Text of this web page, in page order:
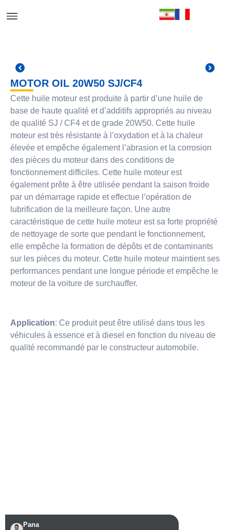
MOTOR OIL 20W50 SJ/CF4
Cette huile moteur est produite à partir d’une huile de
base de haute qualité et d’additifs appropriés au niveau
de qualité SJ / CF4 et de grade 20W50. Cette huile
moteur est très résistante à l’oxydation et à la chaleur
élevée et empêche également l’abrasion et la corrosion
des pièces du moteur dans des conditions de
fonctionnement difficiles. Cette huile moteur est
également prête à être utilisée pendant la saison froide
par un démarrage rapide et effectue l’opération de
lubrification de la meilleure façon. Une autre
caractéristique de cette huile moteur est sa forte propriété
de nettoyage de sorte que pendant le fonctionnement,
elle empêche la formation de dépôts et de contaminants
sur les pièces du moteur. Cette huile moteur maintient ses
performances pendant une longue période et empêche le
moteur de la voiture de surchauffer.
Application: Ce produit peut être utilisé dans tous les
véhicules à essence et à diesel en fonction du niveau de
qualité recommandé par le constructeur automobile.
Pana